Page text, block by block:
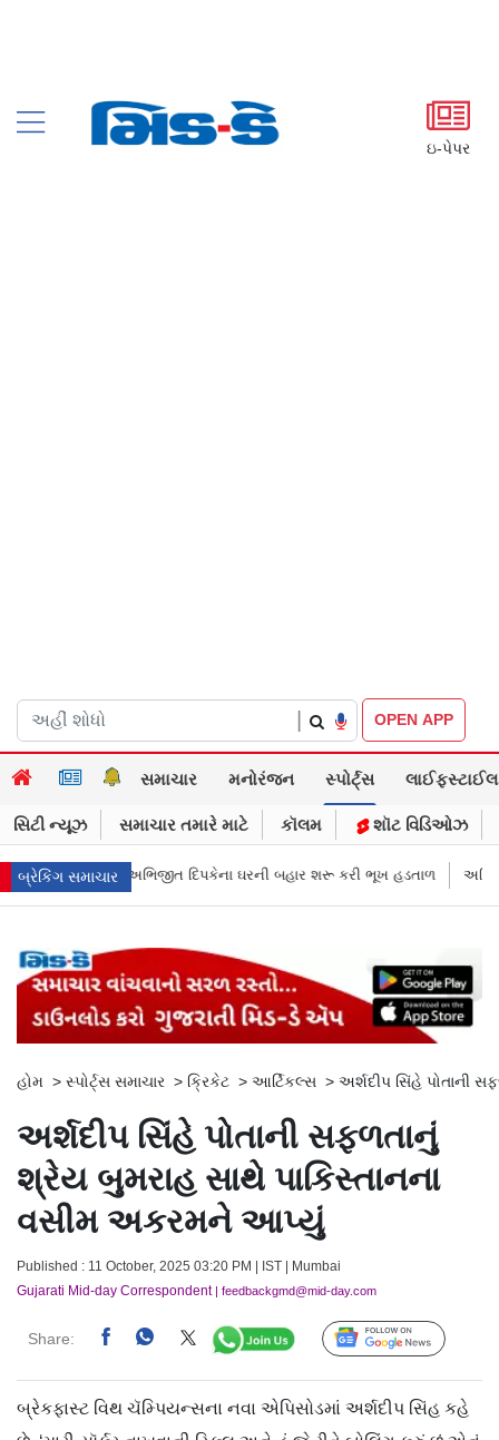
ઇ-પેપર
OPEN APP
સમાચાર મનોરંજન સ્પોર્ટ્સ લાઈફસ્ટાઈલ
સિટી ન્યૂઝ સમાચાર તમારે માટે કૉલમ શૉટ વિડિઓઝ
બ્રેકિંગ સમાચાર
બહાર શરૂ કરી ભૂખ હડતાળ અભિજીત દિપકેએ CJPની નવી નીતિ જાહેર
હોમ > સ્પોર્ટ્સ સમાચાર > ક્રિકેટ > આર્ટિકલ્સ > અર્શદીપ સિંહે પોતાની
અર્શદીપ સિંહે પોતાની સફળતાનું
શ્રેય બુમરાહ સાથે પાકિસ્તાનના
વસીમ અકરમને આપ્યું
Published : 11 October, 2025 03:20 PM | IST | Mumbai
Gujarati Mid-day Correspondent| feedbackgmd@mid-day.com
Share: Follow Us
બ્રેકફાસ્ટ વિથ ચૅમ્પિયન્સના નવા એપિસોડમાં અર્શદીપ સિંહ કહે